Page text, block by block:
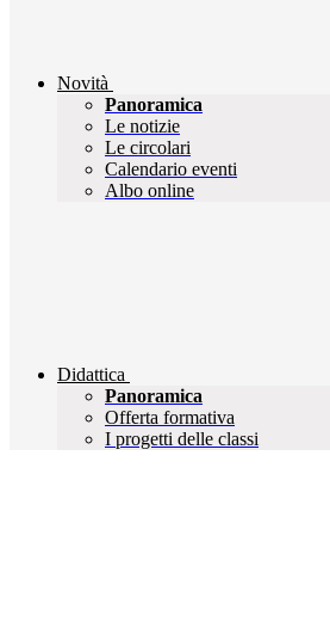
Novità
Panoramica
Le notizie
Le circolari
Calendario eventi
Albo online
Didattica
Panoramica
Offerta formativa
I progetti delle classi